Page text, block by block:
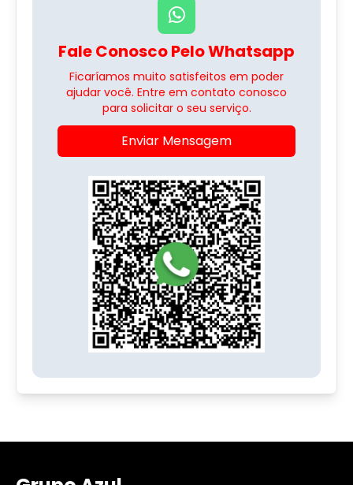
Fale Conosco Pelo Whatsapp
Ficaríamos muito satisfeitos em poder
ajudar você. Entre em contato conosco
para solicitar o seu serviço.
Enviar Mensagem